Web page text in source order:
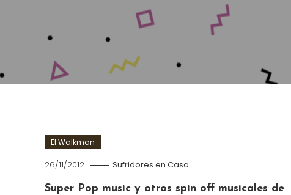
El Walkman
26/11/2012 Sufridores en Casa
Super Pop music y otros spin off musicales de